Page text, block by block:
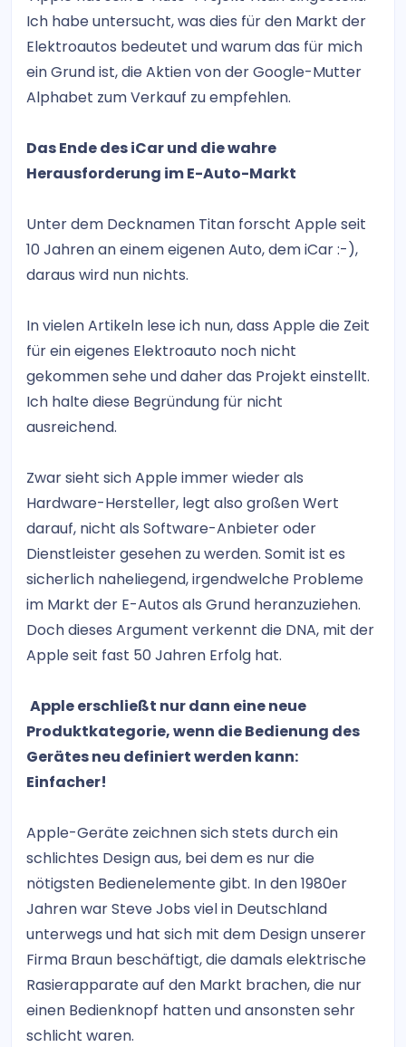
Ich habe untersucht, was dies für den Markt der
Elektroautos bedeutet und warum das für mich
ein Grund ist, die Aktien von der Google-Mutter
Alphabet zum Verkauf zu empfehlen.
Das Ende des iCar und die wahre
Herausforderung im E-Auto-Markt
Unter dem Decknamen Titan forscht Apple seit
10 Jahren an einem eigenen Auto, dem iCar :-),
daraus wird nun nichts.
In vielen Artikeln lese ich nun, dass Apple die Zeit
für ein eigenes Elektroauto noch nicht
gekommen sehe und daher das Projekt einstellt.
Ich halte diese Begründung für nicht
ausreichend.
Zwar sieht sich Apple immer wieder als
Hardware-Hersteller, legt also großen Wert
darauf, nicht als Software-Anbieter oder
Dienstleister gesehen zu werden. Somit ist es
sicherlich naheliegend, irgendwelche Probleme
im Markt der E-Autos als Grund heranzuziehen.
Doch dieses Argument verkennt die DNA, mit der
Apple seit fast 50 Jahren Erfolg hat.
Apple erschließt nur dann eine neue
Produktkategorie, wenn die Bedienung des
Gerätes neu definiert werden kann:
Einfacher!
Apple-Geräte zeichnen sich stets durch ein
schlichtes Design aus, bei dem es nur die
nötigsten Bedienelemente gibt. In den 1980er
Jahren war Steve Jobs viel in Deutschland
unterwegs und hat sich mit dem Design unserer
Firma Braun beschäftigt, die damals elektrische
Rasierapparate auf den Markt brachen, die nur
einen Bedienknopf hatten und ansonsten sehr
schlicht waren.